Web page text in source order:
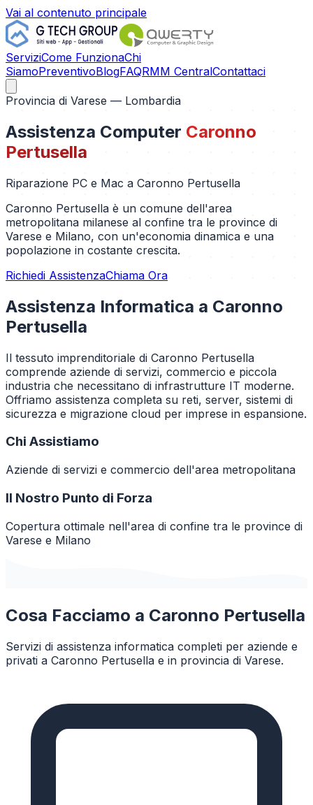
Vai al contenuto principale
ServiziCome FunzionaChi
SiamoPreventivoBlogFAQRMM CentralContattaci
Provincia di Varese — Lombardia
Assistenza Computer Caronno
Pertusella
Riparazione PC e Mac a Caronno Pertusella
Caronno Pertusella è un comune dell'area
metropolitana milanese al confine tra le province di
Varese e Milano, con un'economia dinamica e una
popolazione in costante crescita.
Richiedi AssistenzaChiama Ora
Assistenza Informatica a Caronno
Pertusella
Il tessuto imprenditoriale di Caronno Pertusella
comprende aziende di servizi, commercio e piccola
industria che necessitano di infrastrutture IT moderne.
Offriamo assistenza completa su reti, server, sistemi di
sicurezza e migrazione cloud per imprese in espansione.
Chi Assistiamo
Aziende di servizi e commercio dell'area metropolitana
Il Nostro Punto di Forza
Copertura ottimale nell'area di confine tra le province di
Varese e Milano
Cosa Facciamo a Caronno Pertusella
Servizi di assistenza informatica completi per aziende e
privati a Caronno Pertusella e in provincia di Varese.